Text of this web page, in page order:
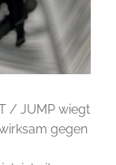
/ JUMP wiegt
gegen